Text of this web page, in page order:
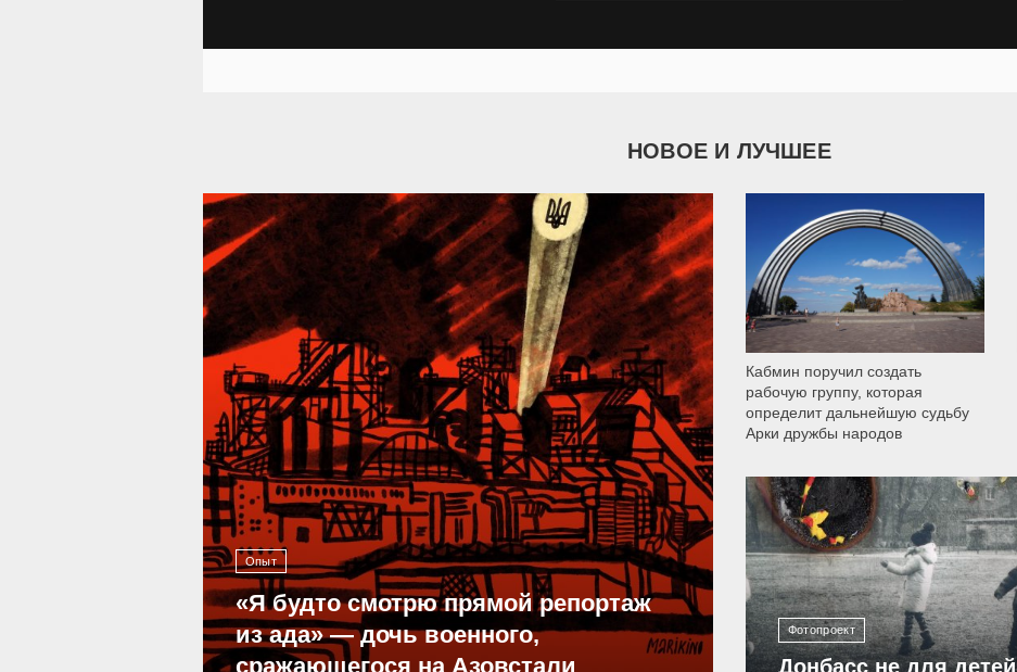
НОВОЕ И ЛУЧШЕЕ
Опыт
«Я будто смотрю прямой репортаж
из ада» — дочь военного,
сражающегося на Азовстали
39 296
Кабмин поручил создать
рабочую группу, которая
определит дальнейшую судьбу
Арки дружбы народов
9 791
Фотопроект
Донбасс не для детей
12 307